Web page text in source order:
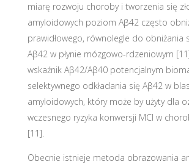
miarę rozwoju choroby i tworzenia się
amyloidowych poziom Aβ42 często
prawidłowego, równolegle do obniżania
Aβ42 w płynie mózgowo-rdzeniowym
wskaźnik Aβ42/Aβ40 potencjalnym
selektywnego odkładania się Aβ42 w
amyloidowych, który może by użyty dla
wczesnego ryzyka konwersji MCI w
[11].
Obecnie istnieje metoda obrazowania